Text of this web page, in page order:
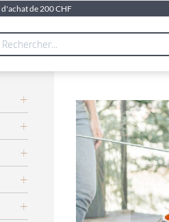
de 200 CHF
Skip
the
end
gallery